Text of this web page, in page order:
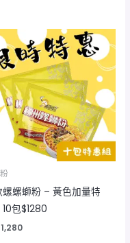
螺螺螄粉 – 黃色加量特
包$1280
1,280